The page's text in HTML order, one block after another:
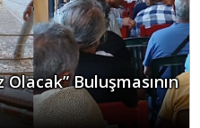
Olacak” Buluşmasının